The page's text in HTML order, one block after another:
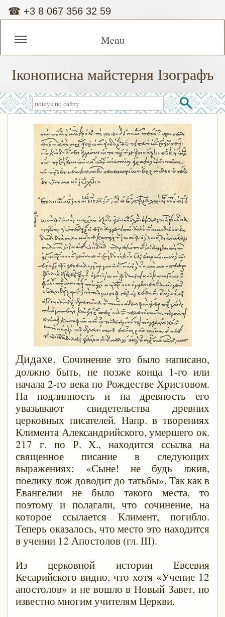
☎ +3 8 067 356 32 59
Menu
Іконописна майстерня Ізографъ
Дидахе. Сочинение это было написано,
должно быть, не позже конца 1-го или
начала 2-го века по Рождестве Христовом.
На подлинность и на древность его
увазывают свидетельства древних
церковных писателей. Напр. в творениях
Климента Александрийского, умершего ок.
217 г. по Р. X., находится ссылка на
священное писание в следующих
выражениях: «Сыне! не будь лжив,
поелику лож доводит до татьбы». Так как в
Евангелии не было такого места, то
поэтому и полагали, что сочинение, на
которое ссылается Климент, погибло.
Теперь оказалось, что место это находится
в учении 12 Апостолов (гл. III).
Из церковной истории Евсевия
Кесарийского видно, что хотя «Учение 12
апостолов» и не вошло в Новый Завет, но
известно многим учителям Церкви.